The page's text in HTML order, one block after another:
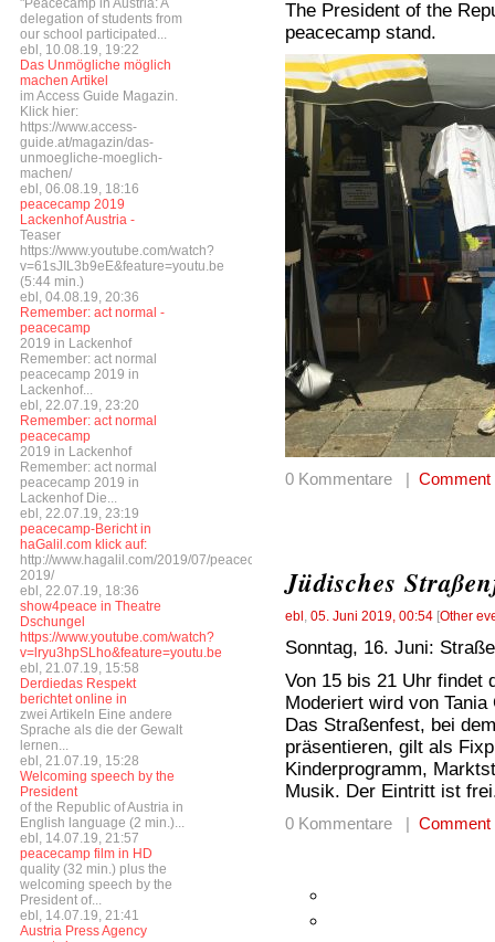
"Peacecamp in Austria: A
delegation of students from
our school participated...
ebl, 10.08.19, 19:22
Das Unmögliche möglich
machen Artikel
im Access Guide Magazin.
Klick hier:
https://www.access-
guide.at/magazin/das-
unmoegliche-moeglich-
machen/
ebl, 06.08.19, 18:16
peacecamp 2019
Lackenhof Austria -
Teaser
https://www.youtube.com/watch?
v=61sJIL3b9eE&feature=youtu.be
(5:44 min.)
ebl, 04.08.19, 20:36
Remember: act normal -
peacecamp
2019 in Lackenhof
Remember: act normal
peacecamp 2019 in
Lackenhof...
ebl, 22.07.19, 23:20
Remember: act normal
peacecamp
2019 in Lackenhof
Remember: act normal
peacecamp 2019 in
Lackenhof Die...
ebl, 22.07.19, 23:19
peacecamp-Bericht in
haGalil.com klick auf:
http://www.hagalil.com/2019/07/peacecamp-
2019/
ebl, 22.07.19, 18:36
show4peace in Theatre
Dschungel
https://www.youtube.com/watch?
v=lryu3hpSLho&feature=youtu.be
ebl, 21.07.19, 15:58
Derdiedas Respekt
berichtet online in
zwei Artikeln Eine andere
Sprache als die der Gewalt
lernen...
ebl, 21.07.19, 15:28
Welcoming speech by the
President
of the Republic of Austria in
English language (2 min.)...
ebl, 14.07.19, 21:57
peacecamp film in HD
quality (32 min.) plus the
welcoming speech by the
President of...
ebl, 14.07.19, 21:41
Austria Press Agency
The President of the
peacecamp stand.
0 Kommentare | Comment
Jüdisches
ebl , 05. Juni 2019, 00:54 [Other
Sonntag, 16. Juni:
Von 15 bis 21 Uhr findet
Moderiert wird von
Das Straßenfest, bei
präsentieren, gilt als
Kinderprogramm,
Musik. Der Eintritt ist
0 Kommentare | Comment